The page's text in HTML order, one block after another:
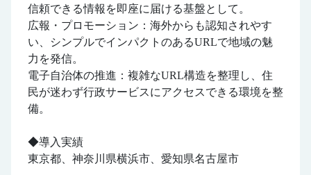
信頼できる情報を即座に届ける基盤として。
広報・プロモーション：海外からも認知されやす
い、シンプルでインパクトのあるURLで地域の魅
力を発信。
電子自治体の推進：複雑なURL構造を整理し、住
民が迷わず行政サービスにアクセスできる環境を整
備。
◆導入実績
東京都、神奈川県横浜市、愛知県名古屋市